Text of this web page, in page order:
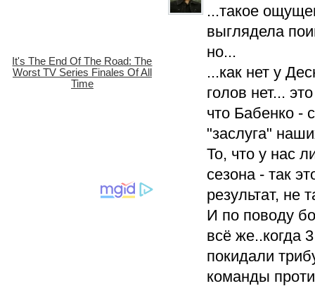
...такое
выглядела
но...
...как нет у
голов нет...
что Бабенко -
"заслуга"
То, что у нас
сезона - так
результат, не
И по поводу
всё же..когда
покидали
команды